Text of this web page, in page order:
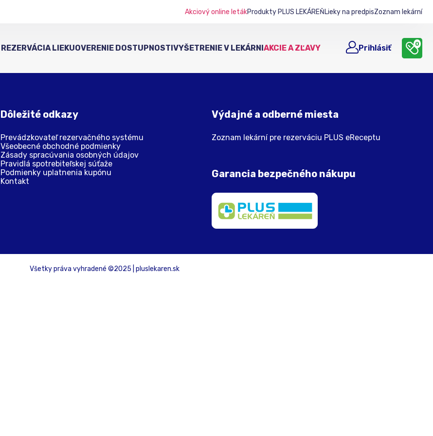
Akciový online letákProdukty PLUS LEKÁREŇLieky na predpisZoznam lekární
REZERVÁCIA LIEKUOVERENIE DOSTUPNOSTIVYŠETRENIE V LEKÁRNIAKCIE A ZĽAVY Prihlásiť 0
Dôležité odkazy
Prevádzkovateľ rezervačného systému
Všeobecné obchodné podmienky
Zásady spracúvania osobných údajov
Pravidlá spotrebiteľskej súťaže
Podmienky uplatnenia kupónu
Kontakt
Výdajné a odberné miesta
Zoznam lekární pre rezerváciu PLUS eReceptu
Garancia bezpečného nákupu
Všetky práva vyhradené ©2025 | pluslekaren.sk